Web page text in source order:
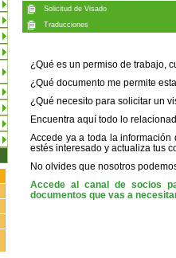
¿Qué es un permiso de trabajo,
¿Qué documento me permite
¿Qué necesito para solicitar un
Encuentra aquí todo lo
Accede ya a toda la
estés interesado y actualiza tus
No olvides que nosotros
Accede al canal de socios
documentos que vas a